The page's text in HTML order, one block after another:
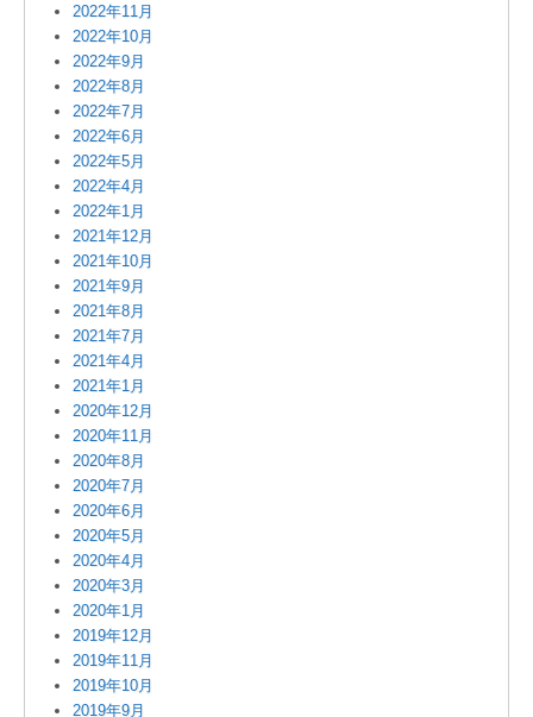
2022年11月
2022年10月
2022年9月
2022年8月
2022年7月
2022年6月
2022年5月
2022年4月
2022年1月
2021年12月
2021年10月
2021年9月
2021年8月
2021年7月
2021年4月
2021年1月
2020年12月
2020年11月
2020年8月
2020年7月
2020年6月
2020年5月
2020年4月
2020年3月
2020年1月
2019年12月
2019年11月
2019年10月
2019年9月